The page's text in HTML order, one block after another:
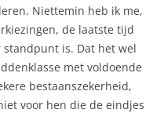
Niettemin heb ik me,
de laatste tijd
is. Dat het wel
met voldoende
bestaanszekerheid,
voor hen die de eindjes